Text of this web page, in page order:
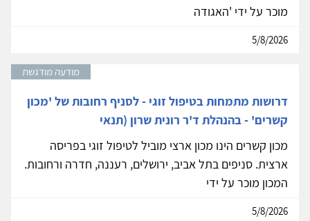
מוכר על ידי 'האגודה
5/8/2026
מודעה מודגשת
דרושות מתמחות בטיפול זוגי - לסניף רחובות של 'מכון
קשרים' - בהנהלת ד'ר רונית שרון (תנאי
מכון קשרים הינו מכון ארצי מוביל לטיפול זוגי בפריסה
ארצית. סניפים בתל אביב, ירושלים, רעננה, חדרה ורחובות.
המכון מוכר על ידי
5/8/2026